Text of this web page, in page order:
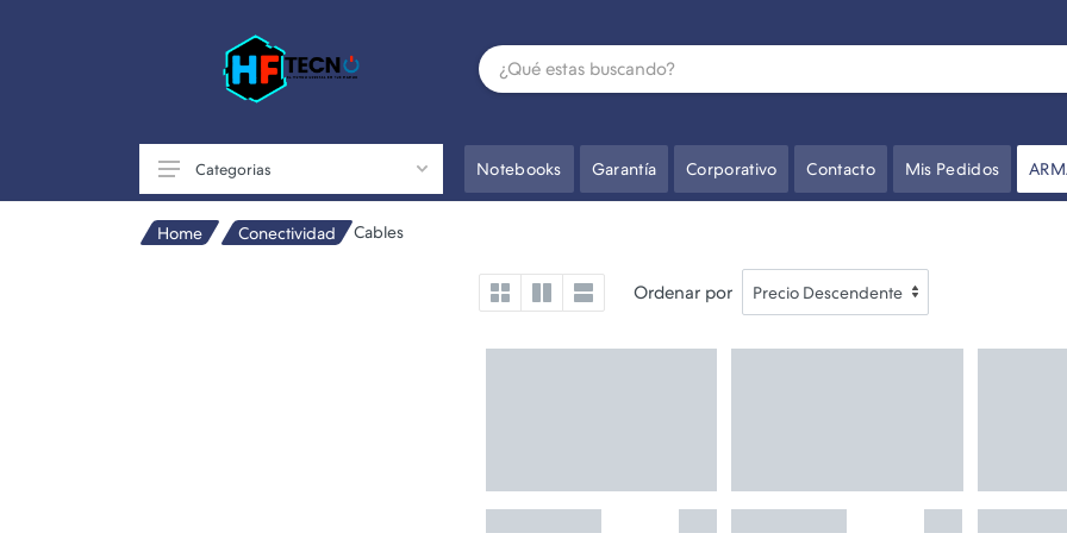
Categorias Notebooks Garantía Corporativo Contacto Mis Pedidos
Home Conectividad Cables
Ordenar por